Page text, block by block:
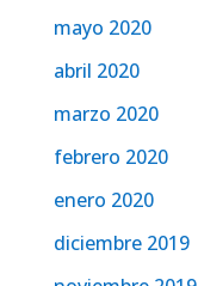
mayo 2020
abril 2020
marzo 2020
febrero 2020
enero 2020
diciembre 2019